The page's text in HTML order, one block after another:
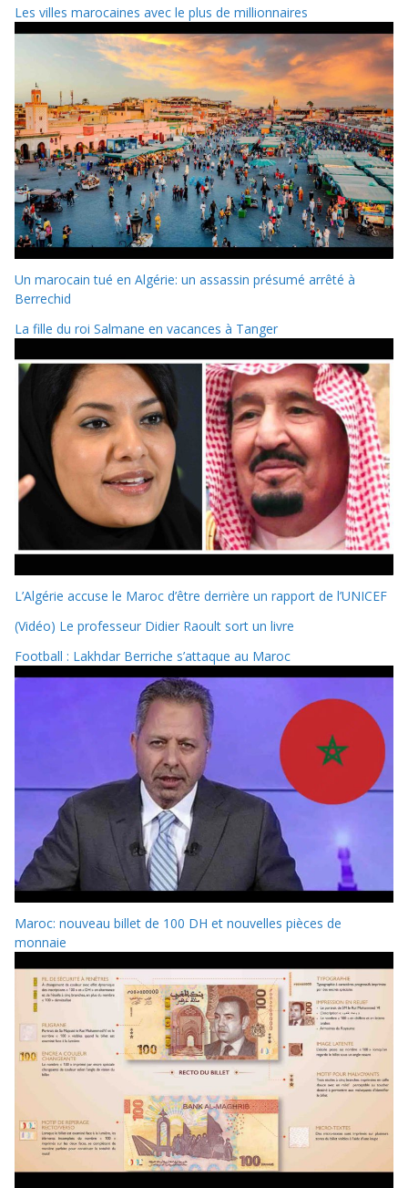
Les villes marocaines avec le plus de millionnaires
Un marocain tué en Algérie: un assassin présumé arrêté à
Berrechid
La fille du roi Salmane en vacances à Tanger
L’Algérie accuse le Maroc d’être derrière un rapport de l’UNICEF
(Vidéo) Le professeur Didier Raoult sort un livre
Football : Lakhdar Berriche s’attaque au Maroc
Maroc: nouveau billet de 100 DH et nouvelles pièces de
monnaie